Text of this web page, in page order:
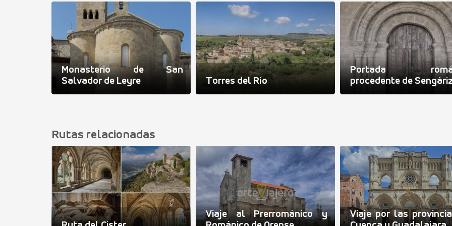
Monasterio de San
Salvador de Leyre
Torres del Río
Portada
procedente de
Rutas relacionadas
Viaje al Prerrománico y
Viaje por las